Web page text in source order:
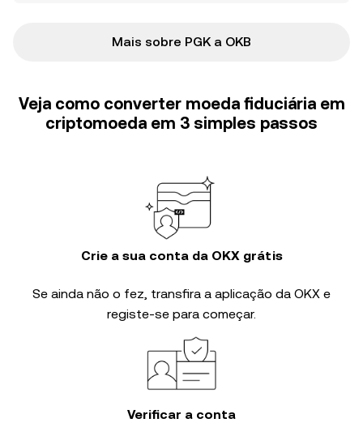
Mais sobre PGK a OKB
Veja como converter moeda fiduciária em
criptomoeda em 3 simples passos
Crie a sua conta da OKX grátis
Se ainda não o fez, transfira a aplicação da OKX e
registe-se para começar.
Verificar a conta